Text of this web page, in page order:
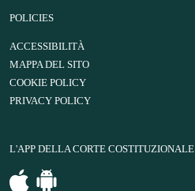
POLICIES
ACCESSIBILITÀ
MAPPA DEL SITO
COOKIE POLICY
PRIVACY POLICY
L'APP DELLA CORTE COSTITUZIONALE